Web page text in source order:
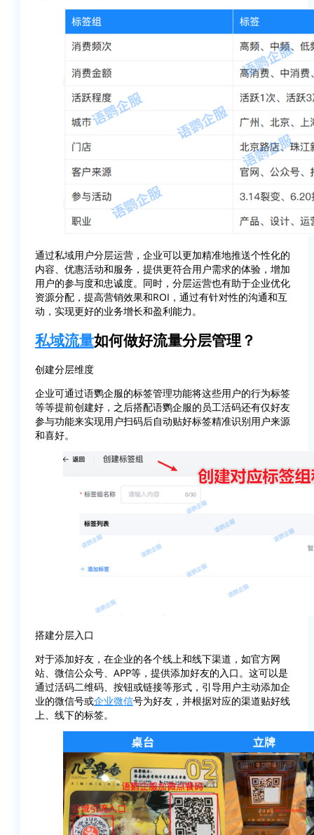
通过私域用户分层运营，企业可以更加精准地推送个性化的
内容、优惠活动和服务，提供更符合用户需求的体验，增加
用户的参与度和忠诚度。同时，分层运营也有助于企业优化
资源分配，提高营销效果和ROI，通过有针对性的沟通和互
动，实现更好的业务增长和盈利能力。
私域流量如何做好流量分层管理？
创建分层维度
企业可通过语鹦企服的标签管理功能将这些用户的行为标签
等等提前创建好，之后搭配语鹦企服的员工活码还有仅好友
参与功能来实现用户扫码后自动贴好标签精准识别用户来源
和喜好。
搭建分层入口
对于添加好友，在企业的各个线上和线下渠道，如官方网
站、微信公众号、APP等，提供添加好友的入口。这可以是
通过活码二维码、按钮或链接等形式，引导用户主动添加企
业的微信号或企业微信号为好友，并根据对应的渠道贴好线
上、线下的标签。